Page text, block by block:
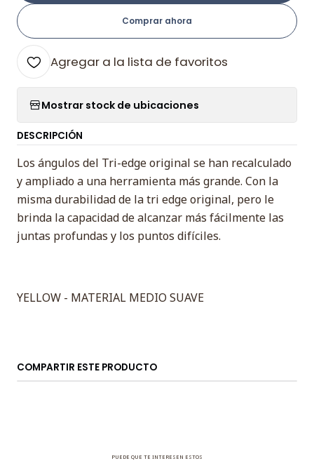
Comprar ahora
Agregar a la lista de favoritos
Mostrar stock de ubicaciones
DESCRIPCIÓN
Los ángulos del Tri-edge original se han recalculado
y ampliado a una herramienta más grande. Con la
misma durabilidad de la tri edge original, pero le
brinda la capacidad de alcanzar más fácilmente las
juntas profundas y los puntos difíciles.
YELLOW - MATERIAL MEDIO SUAVE
COMPARTIR ESTE PRODUCTO
PUEDE QUE TE INTERESEN ESTOS